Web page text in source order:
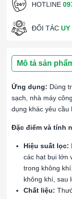
HOTLINE
ĐỐI TÁC UY
Mô tả sản
Ứng dụng: Dùng
sạch, nhà máy
dụng khác yêu cầu
Đặc điểm và tính
Hiệu suất lọc:
các hạt bụi lớn
trong không
không khí, sau
Chất liệu: